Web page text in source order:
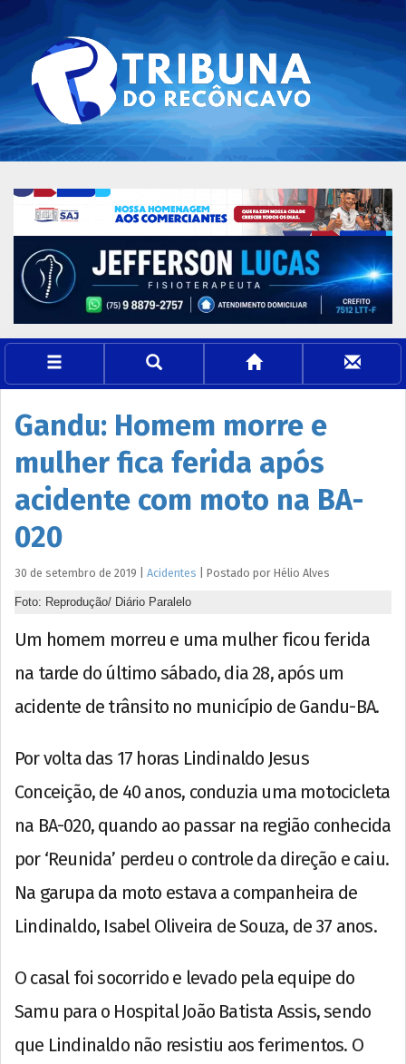
Gandu: Homem morre e
mulher fica ferida após
acidente com moto na BA-
020
30 de setembro de 2019 Acidentes Postado por Hélio Alves
Foto: Reprodução/ Diário Paralelo
Um homem morreu e uma mulher ficou ferida
na tarde do último sábado, dia 28, após um
acidente de trânsito no município de Gandu-BA.
Por volta das 17 horas Lindinaldo Jesus
Conceição, de 40 anos, conduzia uma motocicleta
na BA-020, quando ao passar na região conhecida
por ‘Reunida’ perdeu o controle da direção e caiu.
Na garupa da moto estava a companheira de
Lindinaldo, Isabel Oliveira de Souza, de 37 anos.
O casal foi socorrido e levado pela equipe do
Samu para o Hospital João Batista Assis, sendo
que Lindinaldo não resistiu aos ferimentos. O